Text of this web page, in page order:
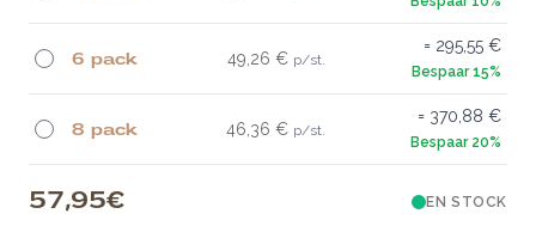
6 pack 49,26 €
295,55 €
8 pack 46,36 €
370,88 €
57,95 € EN STOCK